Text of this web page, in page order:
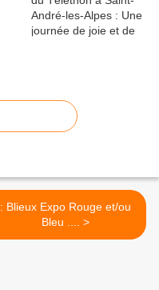
: Blieux Expo Rouge et/ou
Bleu .... >